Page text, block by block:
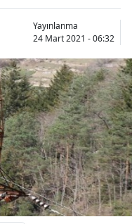
Yayınlanma
24 Mart 2021 - 06:32